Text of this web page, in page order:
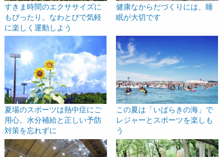
すきま時間のエクササイズに
もぴったり。なわとびで気軽
に楽しく運動しよう
健康なからだづくりには、睡
眠が大切です
夏場のスポーツは熱中症にご
用心。水分補給と正しい予防
対策を忘れずに
この夏は「いばらきの海」で
レジャーとスポーツを楽しも
う